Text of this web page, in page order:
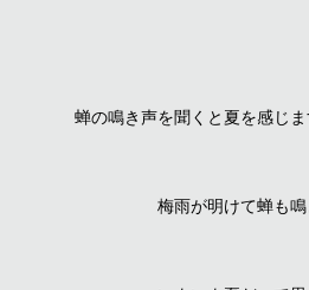
蝉の鳴き声を聞くと夏を感じ
梅雨が明けて蝉も